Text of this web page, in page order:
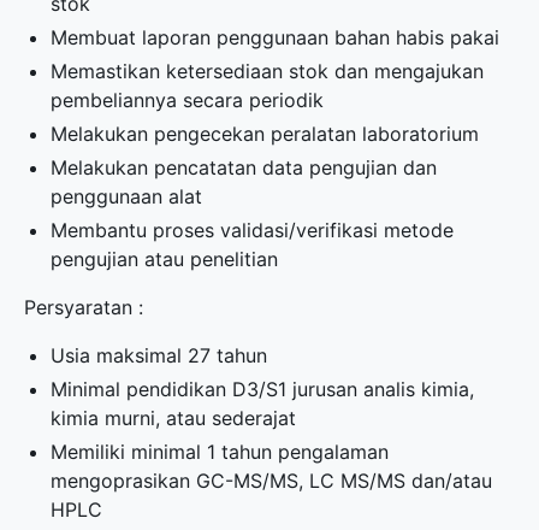
Membuat laporan penggunaan bahan habis pakai
Memastikan ketersediaan stok dan mengajukan
pembeliannya secara periodik
Melakukan pengecekan peralatan laboratorium
Melakukan pencatatan data pengujian dan
penggunaan alat
Membantu proses validasi/verifikasi metode
pengujian atau penelitian
Persyaratan :
Usia maksimal 27 tahun
Minimal pendidikan D3/S1 jurusan analis kimia,
kimia murni, atau sederajat
Memiliki minimal 1 tahun pengalaman
mengoprasikan GC-MS/MS, LC MS/MS dan/atau
HPLC